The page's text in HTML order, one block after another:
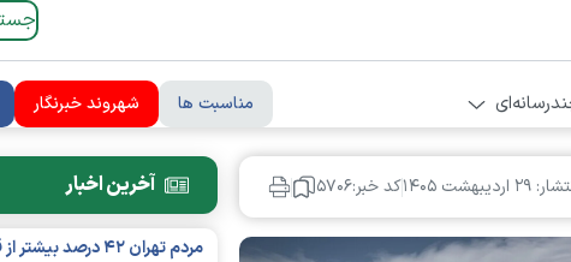
مناسبت ها شهروند خبرنگار
۱۴۰۵ کد خبر:۵۷۰۶ آخرین اخبار
مردم تهران ۴۲ درصد بیشتر از قبل باهم «سازش» می‌کنند